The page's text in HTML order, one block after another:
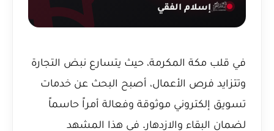
إسلام الفقي
في قلب مكة المكرمة، حيث يتسارع نبض التجارة
وتتزايد فرص الأعمال، أصبح البحث عن خدمات
تسويق إلكتروني موثوقة وفعالة أمراً حاسماً
لضمان البقاء والازدهار. في هذا المشهد